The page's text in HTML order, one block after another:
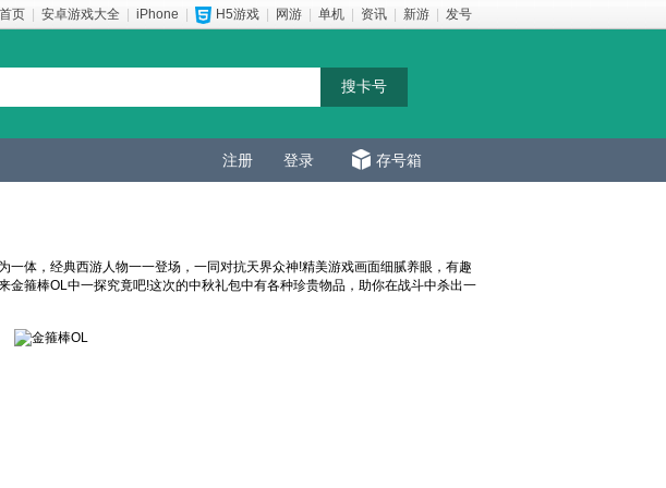
页 安卓游戏大全 iPhone H5游戏 网游 单机 资讯 新游 发号
存号箱
登录
注册
一体，经典西游人物一一登场，一同对抗天界众神!精美游戏画面细腻养眼，有趣
金箍棒OL中一探究竟吧!这次的中秋礼包中有各种珍贵物品，助你在战斗中杀出一